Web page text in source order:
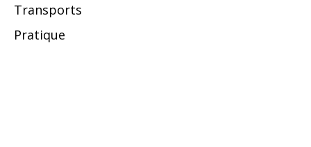
Transports
Pratique